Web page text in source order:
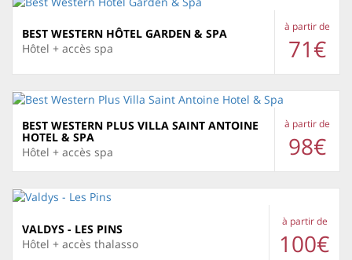
BEST WESTERN HÔTEL GARDEN & SPA
Hôtel + accès spa
à partir de
71€
BEST WESTERN PLUS VILLA SAINT ANTOINE
HOTEL & SPA
Hôtel + accès spa
à partir de
98€
VALDYS - LES PINS
Hôtel + accès thalasso
à partir de
100€